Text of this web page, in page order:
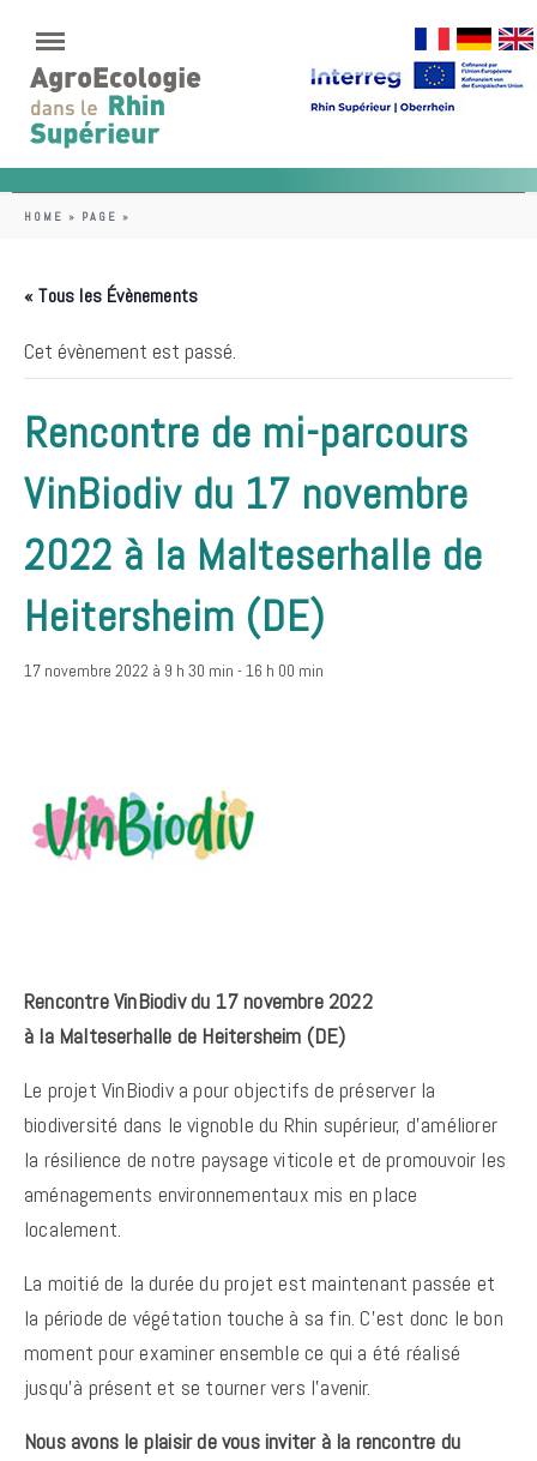
HOME » PAGE »
« Tous les Évènements
Cet évènement est passé.
Rencontre de mi-parcours
VinBiodiv du 17 novembre
2022 à la Malteserhalle de
Heitersheim (DE)
17 novembre 2022 à 9 h 30 min -16 h 00 min
Rencontre VinBiodiv du 17 novembre 2022
à la Malteserhalle de Heitersheim (DE)
Le projet VinBiodiv a pour objectifs de préserver la
biodiversité dans le vignoble du Rhin supérieur, d’améliorer
la résilience de notre paysage viticole et de promouvoir les
aménagements environnementaux mis en place
localement.
La moitié de la durée du projet est maintenant passée et
la période de végétation touche à sa fin. C’est donc le bon
moment pour examiner ensemble ce qui a été réalisé
jusqu’à présent et se tourner vers l’avenir.
Nous avons le plaisir de vous inviter à la rencontre du